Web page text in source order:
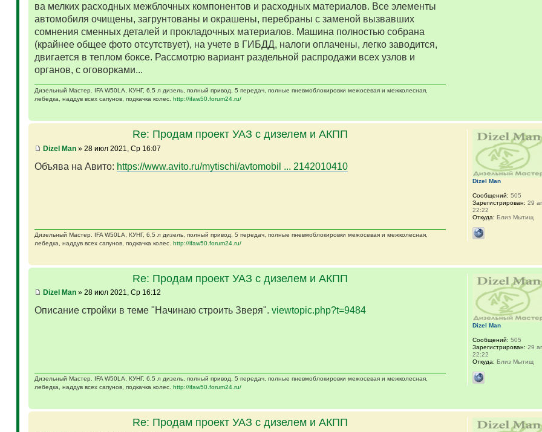
ва мелких расходных межблочных компонентов и расходных материалов. Все элементы
автомобиля очищены, загрунтованы и окрашены, перебраны с заменой вызвавших
сомнения сменных деталей и прокладочных материалов. Машина полностью собрана
(крайнее общее фото отсутствует), на учете в ГИБДД, налоги оплачены, легко заводится,
двигается в теплом боксе. Рассмотрю вариант раздельной распродажи всех узлов и
органов, с оговорками...
Дизельный Мастер. IFA W50LA, КУНГ, 6,5 л дизель, полный привод, 5 передач, полные пневмоблокировки межосевая и межколесная,
лебедка, наддув всех сапунов, подкачка колес. http://ifaw50.forum24.ru/
Re: Продам проект УАЗ с дизелем и АКПП
Dizel Man» 28 июл 2021, Ср 16:07
Объява на Авито: https://www.avito.ru/mytischi/avtomobil ... 2142010410
Дизельный Мастер. IFA W50LA, КУНГ, 6,5 л дизель, полный привод, 5 передач, полные пневмоблокировки межосевая и межколесная,
лебедка, наддув всех сапунов, подкачка колес. http://ifaw50.forum24.ru/
Dizel Man
Сообщений: 505
Зарегистрирован: 29
22:22
Откуда: Близ Мытищ
Re: Продам проект УАЗ с дизелем и АКПП
Dizel Man» 28 июл 2021, Ср 16:12
Описание стройки в теме "Начинаю строить Зверя". viewtopic.php?t=9484
Дизельный Мастер. IFA W50LA, КУНГ, 6,5 л дизель, полный привод, 5 передач, полные пневмоблокировки межосевая и межколесная,
лебедка, наддув всех сапунов, подкачка колес. http://ifaw50.forum24.ru/
Dizel Man
Сообщений: 505
Зарегистрирован: 29
22:22
Откуда: Близ Мытищ
Re: Продам проект УАЗ с дизелем и АКПП